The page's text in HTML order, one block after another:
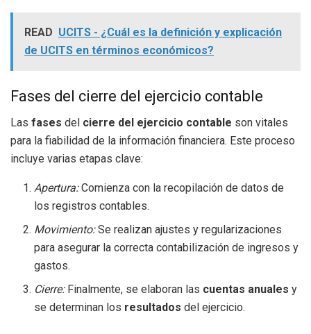
READ UCITS - ¿Cuál es la definición y explicación
de UCITS en términos económicos?
Fases del cierre del ejercicio contable
Las fases del cierre del ejercicio contable son vitales
para la fiabilidad de la información financiera. Este proceso
incluye varias etapas clave:
Apertura:Comienza con la recopilación de datos de
los registros contables.
Movimiento:Se realizan ajustes y regularizaciones
para asegurar la correcta contabilización de ingresos y
gastos.
Cierre:Finalmente, se elaboran las cuentas anuales y
se determinan los resultados del ejercicio.